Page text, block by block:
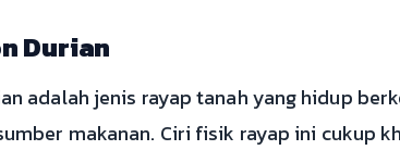
Durian
adalah jenis rayap tanah yang hidup
makanan. Ciri fisik rayap ini cukup